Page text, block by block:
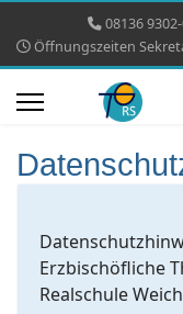
08136
Öffnungszeiten
Erzbischöfliche
Realschule